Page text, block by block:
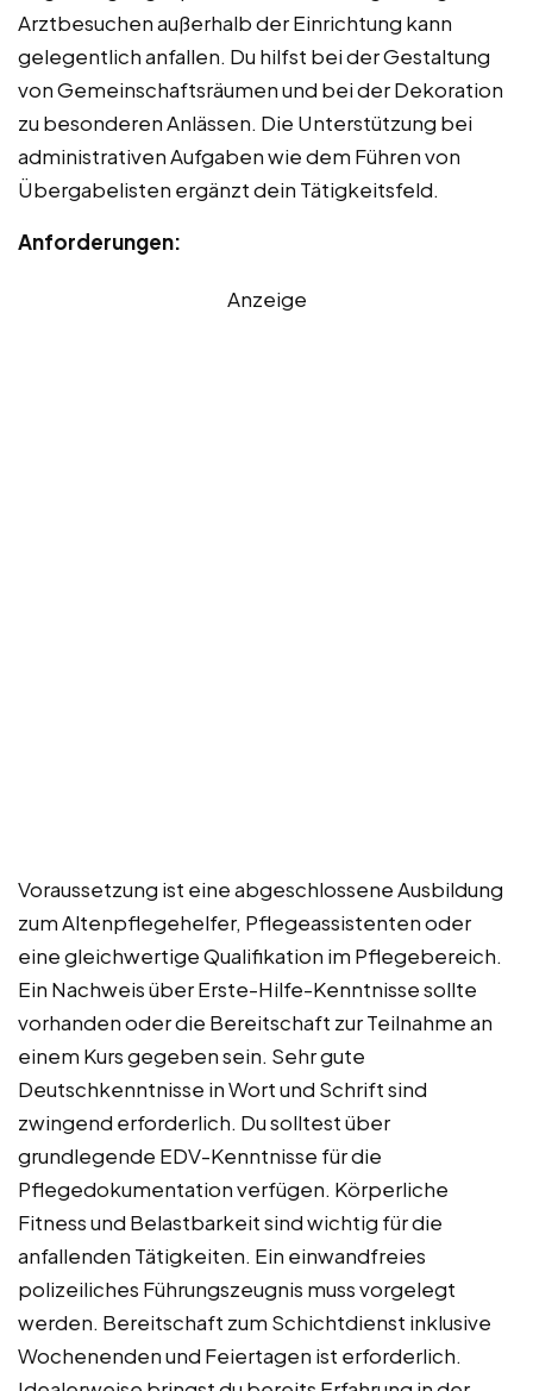
Arztbesuchen außerhalb der Einrichtung kann
gelegentlich anfallen. Du hilfst bei der Gestaltung
von Gemeinschaftsräumen und bei der Dekoration
zu besonderen Anlässen. Die Unterstützung bei
administrativen Aufgaben wie dem Führen von
Übergabelisten ergänzt dein Tätigkeitsfeld.
Anforderungen:
Anzeige
Voraussetzung ist eine abgeschlossene Ausbildung
zum Altenpflegehelfer, Pflegeassistenten oder
eine gleichwertige Qualifikation im Pflegebereich.
Ein Nachweis über Erste-Hilfe-Kenntnisse sollte
vorhanden oder die Bereitschaft zur Teilnahme an
einem Kurs gegeben sein. Sehr gute
Deutschkenntnisse in Wort und Schrift sind
zwingend erforderlich. Du solltest über
grundlegende EDV-Kenntnisse für die
Pflegedokumentation verfügen. Körperliche
Fitness und Belastbarkeit sind wichtig für die
anfallenden Tätigkeiten. Ein einwandfreies
polizeiliches Führungszeugnis muss vorgelegt
werden. Bereitschaft zum Schichtdienst inklusive
Wochenenden und Feiertagen ist erforderlich.